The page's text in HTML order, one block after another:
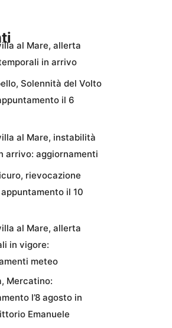
al Mare, allerta
in arrivo
Solennità del Volto
il 6
al Mare, instabilità
arrivo: aggiornamenti
rievocazione
il 10
al Mare, allerta
in vigore:
meteo
Mercatino:
l’8 agosto in
Emanuele